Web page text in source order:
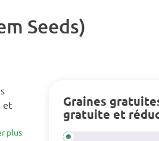
Seeds)
et
plus
Graines
gratuite et